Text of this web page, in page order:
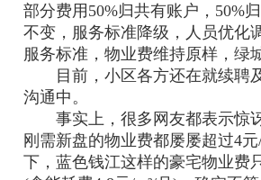
部分费用50%归共有账户，50%
不变，服务标准降级，人员优化
服务标准，物业费维持原样，绿
目前，小区各方还在就续聘
沟通中。
事实上，很多网友都表示惊
刚需新盘的物业费都屡屡超过4元
下，蓝色钱江这样的豪宅物业费